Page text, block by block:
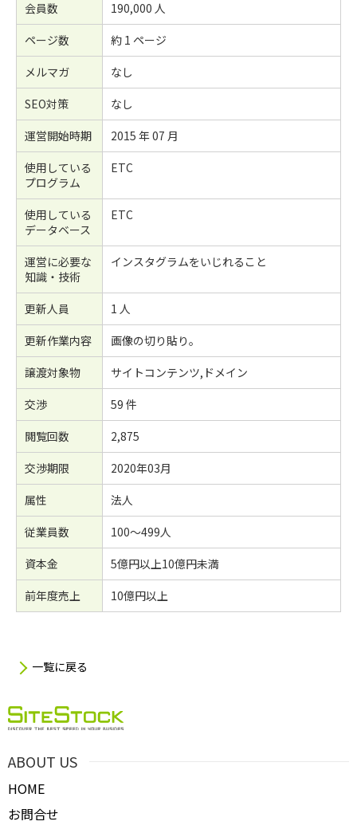
会員数
190,000 人
ページ数
約 1 ページ
メルマガ
なし
SEO対策
なし
運営開始時期
2015 年 07 月
使用している
プログラム
ETC
使用している
データベース
ETC
運営に必要な
知識・技術
インスタグラムをいじれること
更新人員
1 人
更新作業内容
画像の切り貼り。
譲渡対象物
サイトコンテンツ,ドメイン
交渉
59 件
閲覧回数
2,875
交渉期限
2020年03月
属性
法人
従業員数
100～499人
資本金
5億円以上10億円未満
前年度売上
10億円以上
一覧に戻る
ABOUT US
HOME
お問合せ